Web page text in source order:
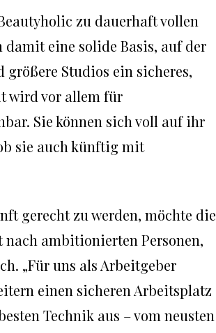
zu dauerhaft vollen
damit eine solide Basis, auf der
Studios ein sicheres,
wird vor allem für
Sie können sich voll auf ihr
sie auch künftig mit
gerecht zu werden, möchte die
ambitionierten Personen,
„Für uns als Arbeitgeber
einen sicheren Arbeitsplatz
Technik aus – vom neusten